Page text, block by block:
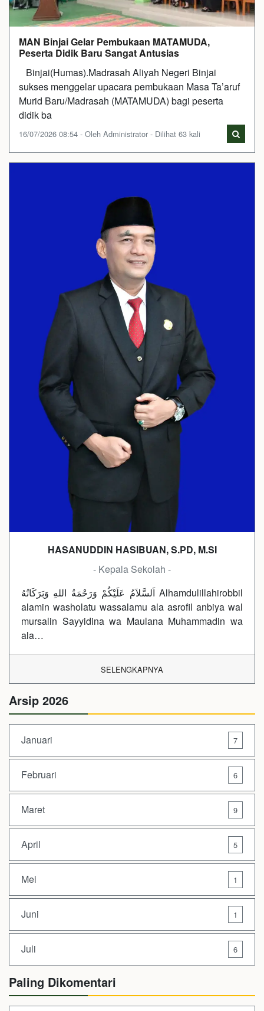
MAN Binjai Gelar Pembukaan MATAMUDA,
Peserta Didik Baru Sangat Antusias
Binjai(Humas).Madrasah Aliyah Negeri Binjai
sukses menggelar upacara pembukaan Masa Ta’aruf
Murid Baru/Madrasah (MATAMUDA) bagi peserta
didik ba
16/07/2026 08:54 - Oleh Administrator - Dilihat 63 kali
HASANUDDIN HASIBUAN, S.PD, M.SI
- Kepala Sekolah -
اَلسَّلاَمُ عَلَيْكُمْ وَرَحْمَةُ اللهِ وَبَرَكَاتُهُ Alhamdulillahirobbil
alamin washolatu wassalamu ala asrofil anbiya wal
mursalin Sayyidina wa Maulana Muhammadin wa
ala…
SELENGKAPNYA
Arsip 2026
Januari 7
Februari 6
Maret 9
April 5
Mei 1
Juni 1
Juli 6
Paling Dikomentari